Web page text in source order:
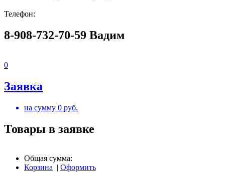
Телефон:
8-908-732-70-59 Вадим
0
Заявка
на сумму 0 руб.
Товары в заявке
Общая сумма:
Корзина | Оформить